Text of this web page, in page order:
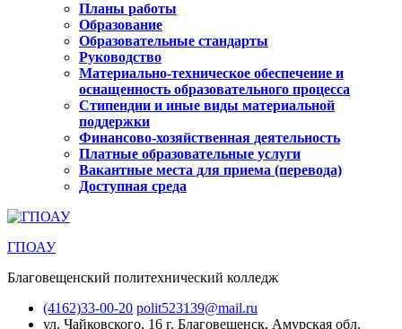
Планы работы
Образование
Образовательные стандарты
Руководство
Материально-техническое обеспечение и
оснащенность образовательного процесса
Стипендии и иные виды материальной
поддержки
Финансово-хозяйственная деятельность
Платные образовательные услуги
Вакантные места для приема (перевода)
Доступная среда
ГПОАУ
Благовещенский политехнический колледж
(4162)33-00-20 polit523139@mail.ru
ул. Чайковского, 16 г. Благовещенск, Амурская обл.